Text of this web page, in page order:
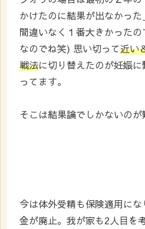
かけたのに結果が出なかっ
間違いなく１番大きかった
なのでね笑) 思い切って近い
戦法に切り替えたのが妊娠
ってます。
そこは結果論でしかないのが
今は体外受精も保険適用に
金が廃止。我が家も2人目を